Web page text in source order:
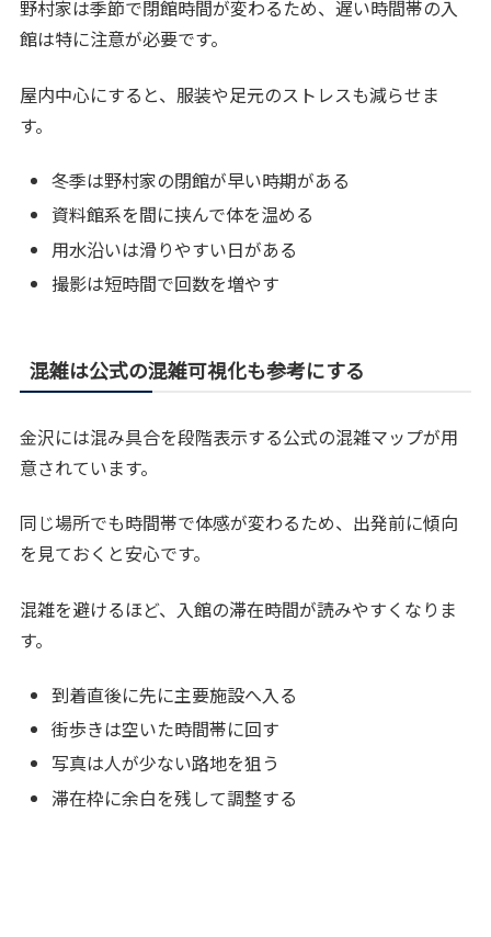
野村家は季節で閉館時間が変わるため、遅い時間帯の入
館は特に注意が必要です。
屋内中心にすると、服装や足元のストレスも減らせま
す。
冬季は野村家の閉館が早い時期がある
資料館系を間に挟んで体を温める
用水沿いは滑りやすい日がある
撮影は短時間で回数を増やす
混雑は公式の混雑可視化も参考にする
金沢には混み具合を段階表示する公式の混雑マップが用
意されています。
同じ場所でも時間帯で体感が変わるため、出発前に傾向
を見ておくと安心です。
混雑を避けるほど、入館の滞在時間が読みやすくなりま
す。
到着直後に先に主要施設へ入る
街歩きは空いた時間帯に回す
写真は人が少ない路地を狙う
滞在枠に余白を残して調整する